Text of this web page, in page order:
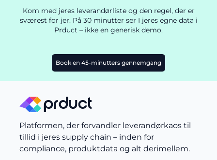
Kom med jeres leverandørliste og den regel, der er
sværest for jer. På 30 minutter ser I jeres egne data i
Prduct – ikke en generisk demo.
Book en 45-minutters gennemgang
Platformen, der forvandler leverandørkaos til
tillid i jeres supply chain – inden for
compliance, produktdata og alt derimellem.